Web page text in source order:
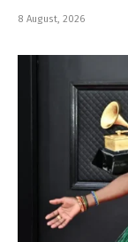
8 August, 2026